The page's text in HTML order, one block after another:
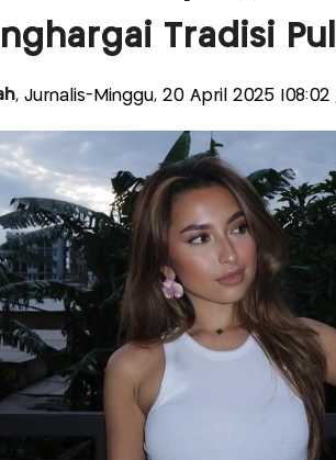
Tradisi
, Jurnalis-Minggu, 20 April 2025 |08:02